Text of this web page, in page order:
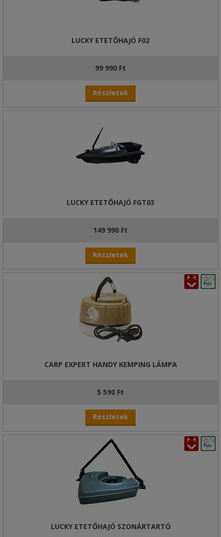
LUCKY ETETŐHAJÓ F02
99 990 Ft
Részletek
LUCKY ETETŐHAJÓ FGT03
149 990 Ft
Részletek
CARP EXPERT HANDY KEMPING LÁMPA
5 590 Ft
Részletek
LUCKY ETETŐHAJÓ SZONÁRTARTÓ